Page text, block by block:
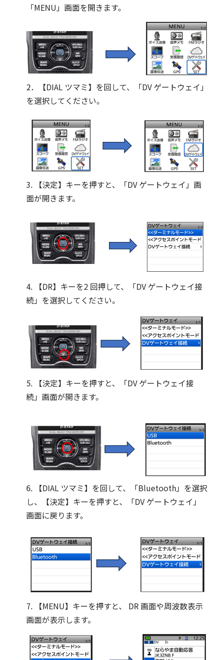
「MENU」画面を開きます。
2．【DIAL ツマミ】を回して、「DV ゲートウェイ」
を選択してください。
3. 【決定】キーを押すと、「DV ゲートウェイ」画
面が開きます。
4. 【DR】キーを2 回押して、「DV ゲートウェイ接
続」を選択してください。
5. 【決定】キーを押すと、「DV ゲートウェイ接
続」画面が開きます。
6. 【DIAL ツマミ】を回して、「Bluetooth」を選択
し、【決定】キーを押すと、「DV ゲートウェイ」
画面に戻ります。
7. 【MENU】キーを押すと、 DR 画面や周波数表示
画面が表示します。